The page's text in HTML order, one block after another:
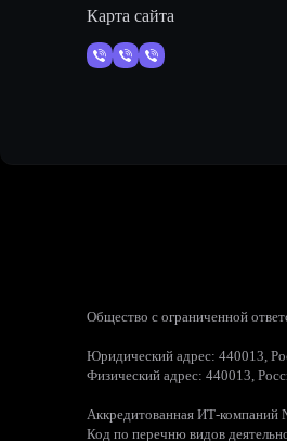
Карта сайта
Общество с ограниченной
Юридический адрес: 440013,
Физический адрес: 440013,
Аккредитованная ИТ-
Код по перечню видов